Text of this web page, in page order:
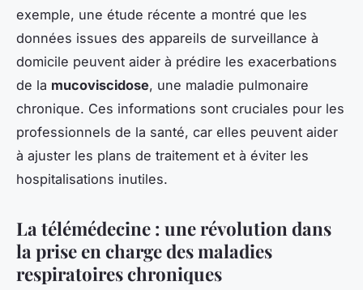
exemple, une étude récente a montré que les
données issues des appareils de surveillance à
domicile peuvent aider à prédire les exacerbations
de la mucoviscidose, une maladie pulmonaire
chronique. Ces informations sont cruciales pour les
professionnels de la santé, car elles peuvent aider
à ajuster les plans de traitement et à éviter les
hospitalisations inutiles.
La télémédecine : une révolution dans
la prise en charge des maladies
respiratoires chroniques